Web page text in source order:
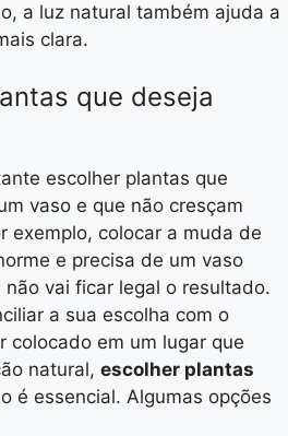
a luz natural também ajuda a
clara.
que deseja
escolher plantas que
vaso e que não cresçam
exemplo, colocar a muda de
e precisa de um vaso
vai ficar legal o resultado.
a sua escolha com o
colocado em um lugar que
natural, escolher plantas
é essencial. Algumas opções